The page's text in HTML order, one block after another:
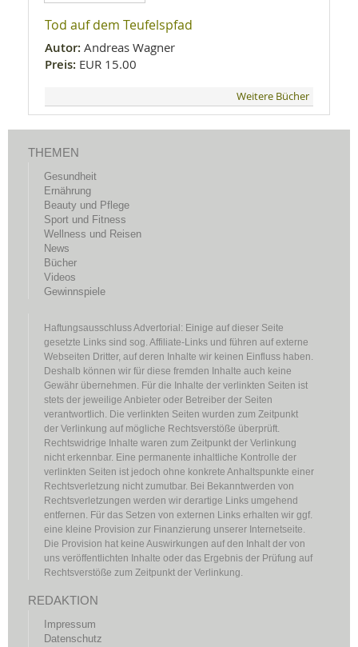
Tod auf dem Teufelspfad
Autor: Andreas Wagner
Preis: EUR 15.00
Weitere Bücher
THEMEN
Gesundheit
Ernährung
Beauty und Pflege
Sport und Fitness
Wellness und Reisen
News
Bücher
Videos
Gewinnspiele
Haftungsausschluss Advertorial: Einige auf dieser Seite
gesetzte Links sind sog. Affiliate-Links und führen auf externe
Webseiten Dritter, auf deren Inhalte wir keinen Einfluss haben.
Deshalb können wir für diese fremden Inhalte auch keine
Gewähr übernehmen. Für die Inhalte der verlinkten Seiten ist
stets der jeweilige Anbieter oder Betreiber der Seiten
verantwortlich. Die verlinkten Seiten wurden zum Zeitpunkt
der Verlinkung auf mögliche Rechtsverstöße überprüft.
Rechtswidrige Inhalte waren zum Zeitpunkt der Verlinkung
nicht erkennbar. Eine permanente inhaltliche Kontrolle der
verlinkten Seiten ist jedoch ohne konkrete Anhaltspunkte einer
Rechtsverletzung nicht zumutbar. Bei Bekanntwerden von
Rechtsverletzungen werden wir derartige Links umgehend
entfernen. Für das Setzen von externen Links erhalten wir ggf.
eine kleine Provision zur Finanzierung unserer Internetseite.
Die Provision hat keine Auswirkungen auf den Inhalt der von
uns veröffentlichten Inhalte oder das Ergebnis der Prüfung auf
Rechtsverstöße zum Zeitpunkt der Verlinkung.
REDAKTION
Impressum
Datenschutz